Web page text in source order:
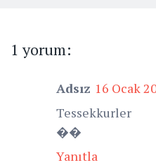
1 yorum:
Adsız 16 Ocak
Tessekkurler
��
Yanıtla